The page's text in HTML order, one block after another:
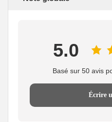
5.0
Basé sur 50 avis
Écrire